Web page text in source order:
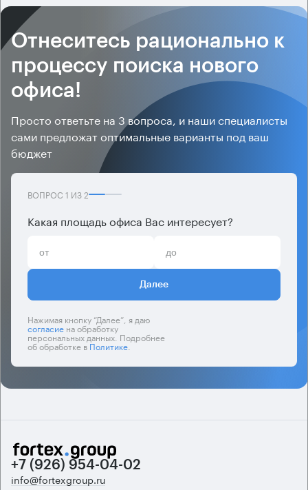
Отнеситесь рационально к
процессу поиска нового
офиса!
Просто ответьте на 3 вопроса, и наши специалисты
сами предложат оптимальные варианты под ваш
бюджет
ВОПРОС 1 ИЗ2
Какая площадь офиса Вас интересует?
Далее
Нажимая кнопку “Далее”, я даю
согласиена обработку
персональных данных. Подробнее
об обработке вПолитике.
+7 (926) 954-04-02
info@fortexgroup.ru